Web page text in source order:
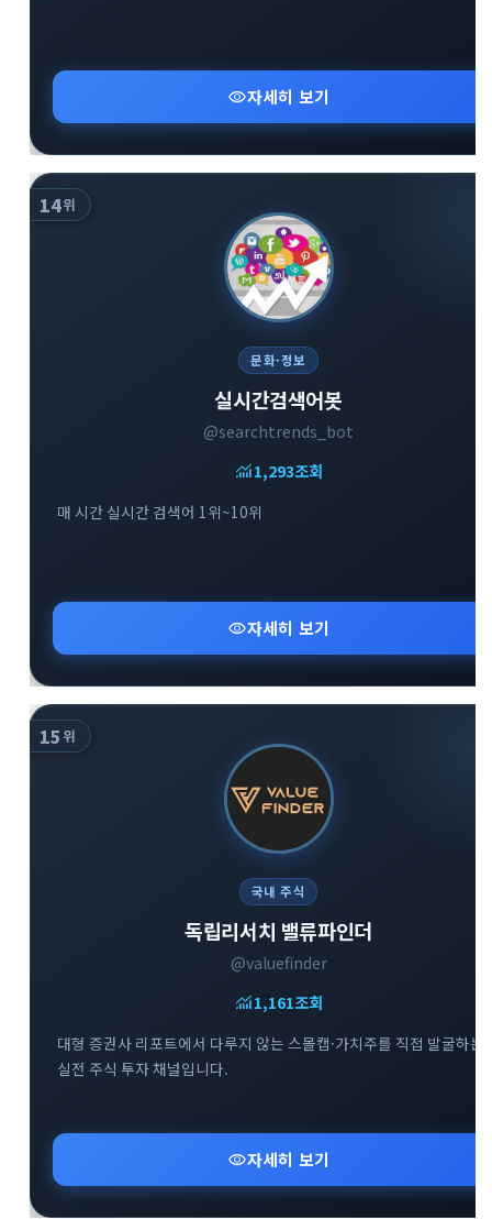
visibility자세히 보기
14위
문화·정보
실시간검색어봇
@searchtrends_bot
monitoring1,293조회
매 시간 실시간 검색어 1위~10위
visibility자세히 보기
15 위
국내 주식
독립리서치 밸류파인더
@valuefinder
monitoring1,161조회
대형 증권사 리포트에서 다루지 않는 스몰캡·가치주를 직접 발굴하는
실전 주식 투자 채널입니다.
visibility자세히 보기